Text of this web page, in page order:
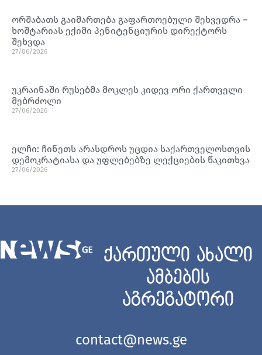
ორშაბათს გაიმართება გაფართოებული შეხვედრა –
ხოშტარიას ექიმი პენიტენციურის დირექტორს
შეხვდა
27/06/2026
უკრაინაში რუსებმა მოკლეს კიდევ ორი ქართველი
მებრძოლი
27/06/2026
ელჩი: ჩინეთს არასდროს უცდია საქართველოსთვის
დემოკრატიასა და უფლებებზე ლექციების წაკითხვა
27/06/2026
ქართული ახალი
ამბების
აგრეგატორი
contact@news.ge